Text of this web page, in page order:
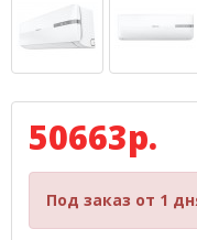
50663р.
Под заказ от 1